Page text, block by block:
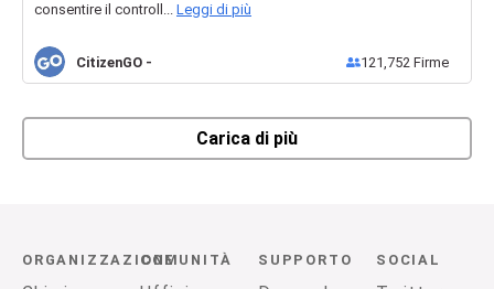
consentire il controll... Leggi di più
CitizenGO - 121,752 Firme
Carica di più
ORGANIZZAZIONECOMUNITÀ SUPPORTO SOCIAL